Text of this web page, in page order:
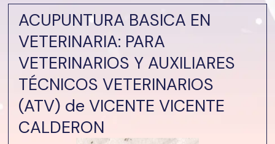
ACUPUNTURA BASICA EN
VETERINARIA: PARA
VETERINARIOS Y AUXILIARES
TÉCNICOS VETERINARIOS
(ATV) de VICENTE VICENTE
CALDERON